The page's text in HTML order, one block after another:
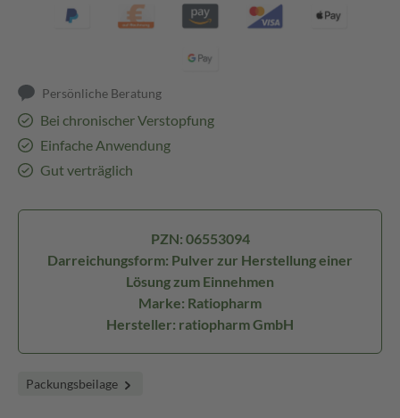
Persönliche Beratung
Bei chronischer Verstopfung
Einfache Anwendung
Gut verträglich
PZN: 06553094
Darreichungsform: Pulver zur Herstellung einer
Lösung zum Einnehmen
Marke: Ratiopharm
Hersteller: ratiopharm GmbH
Packungsbeilage